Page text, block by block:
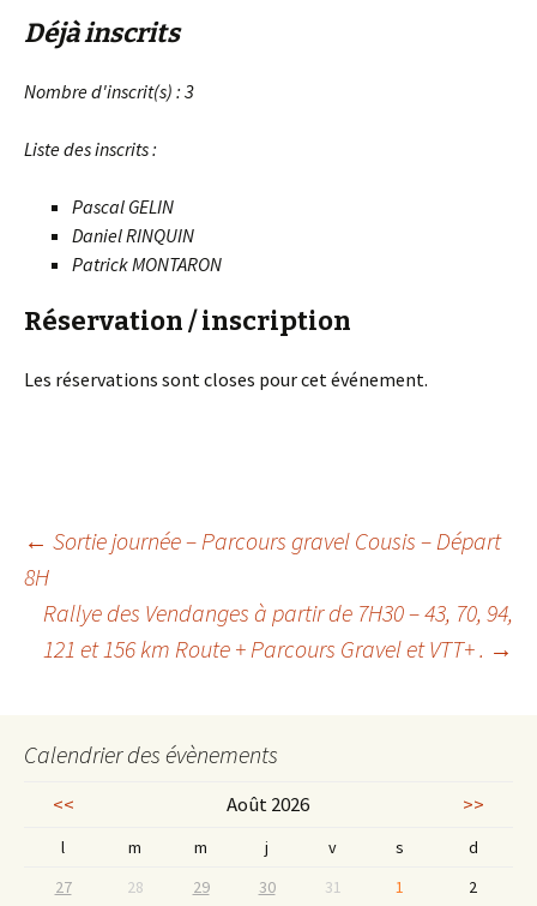
Déjà inscrits
Nombre d'inscrit(s) : 3
Liste des inscrits :
Pascal GELIN
Daniel RINQUIN
Patrick MONTARON
Réservation / inscription
Les réservations sont closes pour cet événement.
Navigation
des
articles
← Sortie journée – Parcours gravel Cousis – Départ
8H
Rallye des Vendanges à partir de 7H30 – 43, 70, 94,
121 et 156 km Route + Parcours Gravel et VTT+ . →
Calendrier des évènements
<< Août 2026 >>
l m m j v s
d
27
28 29 30 31 1 2